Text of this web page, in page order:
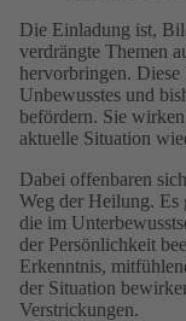
Die Einladung ist,
verdrängte Themen
hervorbringen.
Unbewusstes und
befördern. Sie
aktuelle Situation
Dabei offenbaren
Weg der Heilung. Es
die im
der Persönlichkeit
Erkenntnis,
der Situation
Verstrickungen.